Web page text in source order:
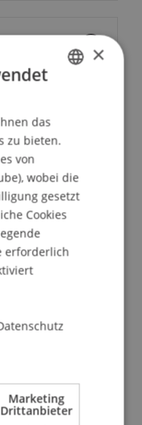
important to
Edison
on
×
das
zu bieten.
von
wobei die
gesetzt
Cookies
erforderlich
Marketing
Drittanbieter